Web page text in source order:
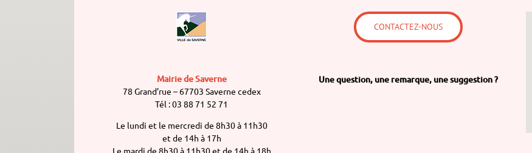
Mairie de Saverne
78 Grand’rue – 67703 Saverne cedex
Tél : 03 88 71 52 71
Le lundi et le mercredi de 8h30 à 11h30
et de 14h à 17h
Le mardi de 8h30 à 11h30 et de 14h à 18h
CONTACTEZ-NOUS
Une question, une remarque, une suggestion ?